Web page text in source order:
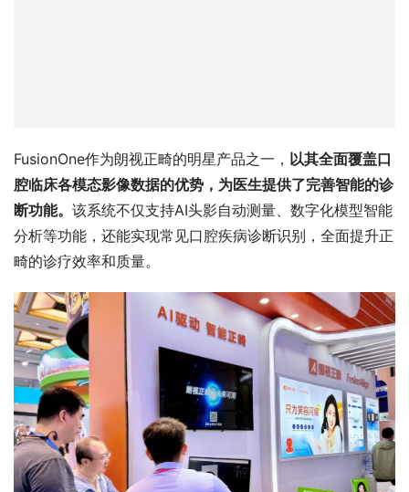
断功能。该系统不仅支持AI头影自动测量、数字化模型智能
分析等功能，还能实现常见口腔疾病诊断识别，全面提升正
畸的诊疗效率和质量。